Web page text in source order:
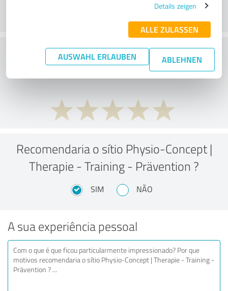
Details zeigen
ALLE ZULASSEN
AUSWAHL ERLAUBEN ABLEHNEN
Qual é a sua opinião sobre a relação
custo/benefício?
Recomendaria o sítio Physio-Concept |
Therapie - Training - Prävention ?
SIM NÃO
A sua experiência pessoal